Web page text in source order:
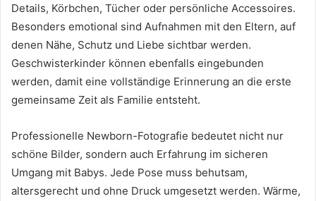
Details, Körbchen, Tücher oder persönliche Accessoires.
Besonders emotional sind Aufnahmen mit den Eltern, auf
denen Nähe, Schutz und Liebe sichtbar werden.
Geschwisterkinder können ebenfalls eingebunden
werden, damit eine vollständige Erinnerung an die erste
gemeinsame Zeit als Familie entsteht.
Professionelle Newborn-Fotografie bedeutet nicht nur
schöne Bilder, sondern auch Erfahrung im sicheren
Umgang mit Babys. Jede Pose muss behutsam,
altersgerecht und ohne Druck umgesetzt werden. Wärme,